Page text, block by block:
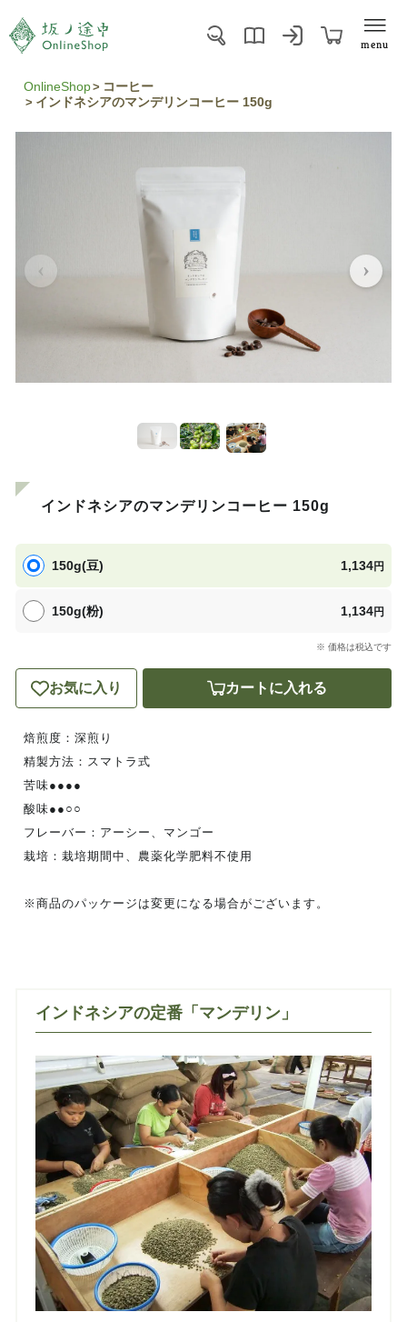
menu
OnlineShop
コーヒー
インドネシアのマンデリンコーヒー 150g
インドネシアのマンデリンコーヒー 150g
150g(豆) 1,134円
150g(粉) 1,134円
※ 価格は税込です
お気に入り カートに入れる
焙煎度：深煎り
精製方法：スマトラ式
苦味●●●●
酸味●●○○
フレーバー：アーシー、マンゴー
栽培：栽培期間中、農薬化学肥料不使用
※商品のパッケージは変更になる場合がございます。
インドネシアの定番「マンデリン」